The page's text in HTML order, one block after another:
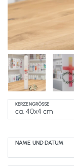
KERZENGRÖSSE
NAME UND DATUM